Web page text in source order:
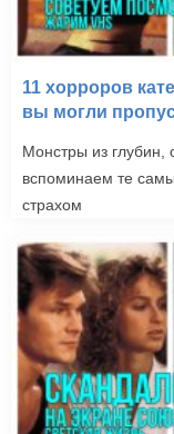
11 хорроров
вы могли
Монстры из
вспоминаем те
страхом